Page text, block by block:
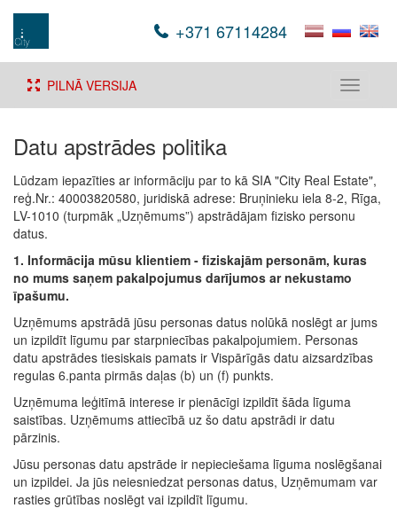
+371 67114284
Toggle
PILNĀ VERSIJA
Datu apstrādes politika
Lūdzam iepazīties ar informāciju par to kā SIA "City Real Estate",
reģ.Nr.: 40003820580, juridiskā adrese: Bruņinieku iela 8-2, Rīga,
LV-1010 (turpmāk „Uzņēmums”) apstrādājam fizisko personu
datus.
1. Informācija mūsu klientiem - fiziskajām personām, kuras
no mums saņem pakalpojumus darījumos ar nekustamo
īpašumu.
Uzņēmums apstrādā jūsu personas datus nolūkā noslēgt ar jums
un izpildīt līgumu par starpniecības pakalpojumiem. Personas
datu apstrādes tiesiskais pamats ir Vispārīgās datu aizsardzības
regulas 6.panta pirmās daļas (b) un (f) punkts.
Uzņēmuma leģitīmā interese ir pienācīgi izpildīt šāda līguma
saistības. Uzņēmums attiecībā uz šo datu apstrādi ir datu
pārzinis.
Jūsu personas datu apstrāde ir nepieciešama līguma noslēgšanai
un izpildei. Ja jūs neiesniedzat personas datus, Uzņēmumam var
rasties grūtības noslēgt vai izpildīt līgumu.